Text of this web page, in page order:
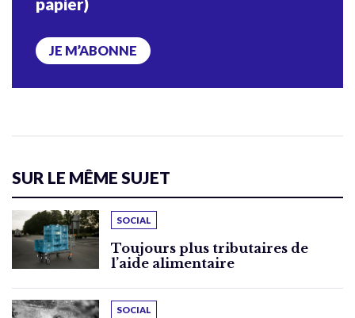
JE M’ABONNE
SUR LE MÊME SUJET
SOCIAL
Toujours plus tributaires de
l’aide alimentaire
SOCIAL